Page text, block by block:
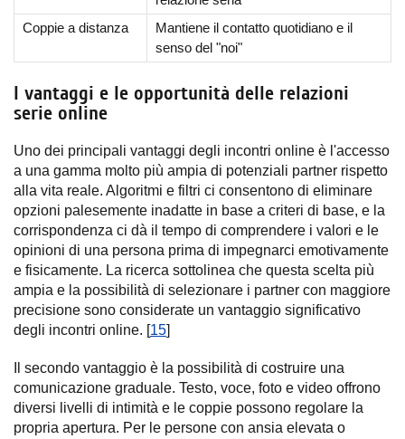
Coppie a distanza
Mantiene il contatto quotidiano e il
senso del "noi"
I vantaggi e le opportunità delle relazioni
serie online
Uno dei principali vantaggi degli incontri online è l'accesso
a una gamma molto più ampia di potenziali partner rispetto
alla vita reale. Algoritmi e filtri ci consentono di eliminare
opzioni palesemente inadatte in base a criteri di base, e la
corrispondenza ci dà il tempo di comprendere i valori e le
opinioni di una persona prima di impegnarci emotivamente
e fisicamente. La ricerca sottolinea che questa scelta più
ampia e la possibilità di selezionare i partner con maggiore
precisione sono considerate un vantaggio significativo
degli incontri online. [15]
Il secondo vantaggio è la possibilità di costruire una
comunicazione graduale. Testo, voce, foto e video offrono
diversi livelli di intimità e le coppie possono regolare la
propria apertura. Per le persone con ansia elevata o